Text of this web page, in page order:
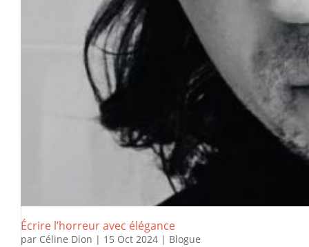
Écrire l’horreur avec élégance
par Céline Dion | 15 Oct 2024 | Blogue